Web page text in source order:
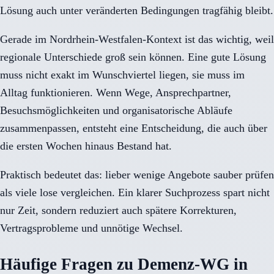
Lösung auch unter veränderten Bedingungen tragfähig bleibt.
Gerade im Nordrhein-Westfalen-Kontext ist das wichtig, weil
regionale Unterschiede groß sein können. Eine gute Lösung
muss nicht exakt im Wunschviertel liegen, sie muss im
Alltag funktionieren. Wenn Wege, Ansprechpartner,
Besuchsmöglichkeiten und organisatorische Abläufe
zusammenpassen, entsteht eine Entscheidung, die auch über
die ersten Wochen hinaus Bestand hat.
Praktisch bedeutet das: lieber wenige Angebote sauber prüfen
als viele lose vergleichen. Ein klarer Suchprozess spart nicht
nur Zeit, sondern reduziert auch spätere Korrekturen,
Vertragsprobleme und unnötige Wechsel.
Häufige Fragen zu Demenz-WG in